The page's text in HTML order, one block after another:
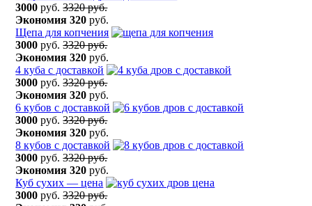
3000 руб.3320 руб.
Экономия 320 руб.
Щепа для копчения
3000 руб.3320 руб.
Экономия 320 руб.
4 куба с доставкой
3000 руб.3320 руб.
Экономия 320 руб.
6 кубов с доставкой
3000 руб.3320 руб.
Экономия 320 руб.
8 кубов с доставкой
3000 руб.3320 руб.
Экономия 320 руб.
Куб сухих — цена
3000 руб.3320 руб.